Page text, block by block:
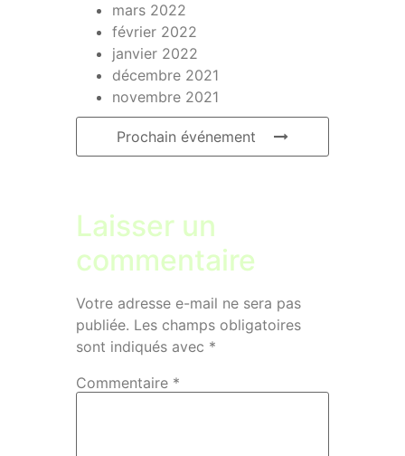
mars 2022
février 2022
janvier 2022
décembre 2021
novembre 2021
Prochain événement
Laisser un
commentaire
Votre adresse e-mail ne sera pas
publiée. Les champs obligatoires
sont indiqués avec *
Commentaire *